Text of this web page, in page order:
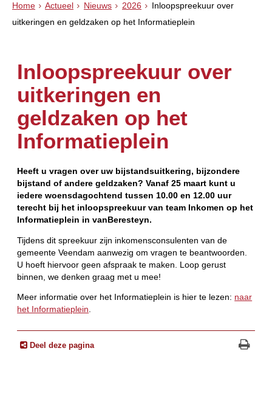
Home Actueel Nieuws 2026
Inloopspreekuur over
uitkeringen en geldzaken op het Informatieplein
Inloopspreekuur over
uitkeringen en
geldzaken op het
Informatieplein
Heeft u vragen over uw bijstandsuitkering, bijzondere
bijstand of andere geldzaken? Vanaf 25 maart kunt u
iedere woensdagochtend tussen 10.00 en 12.00 uur
terecht bij het inloopspreekuur van team Inkomen op het
Informatieplein in vanBeresteyn.
Tijdens dit spreekuur zijn inkomensconsulenten van de
gemeente Veendam aanwezig om vragen te beantwoorden.
U hoeft hiervoor geen afspraak te maken. Loop gerust
binnen, we denken graag met u mee!
Meer informatie over het Informatieplein is hier te lezen: naar
het Informatieplein.
Deel deze pagina